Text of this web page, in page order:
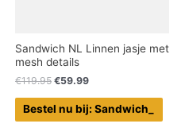
Sandwich NL Linnen jasje met
mesh details
€119.95 €59.99
Bestel nu bij: Sandwich_